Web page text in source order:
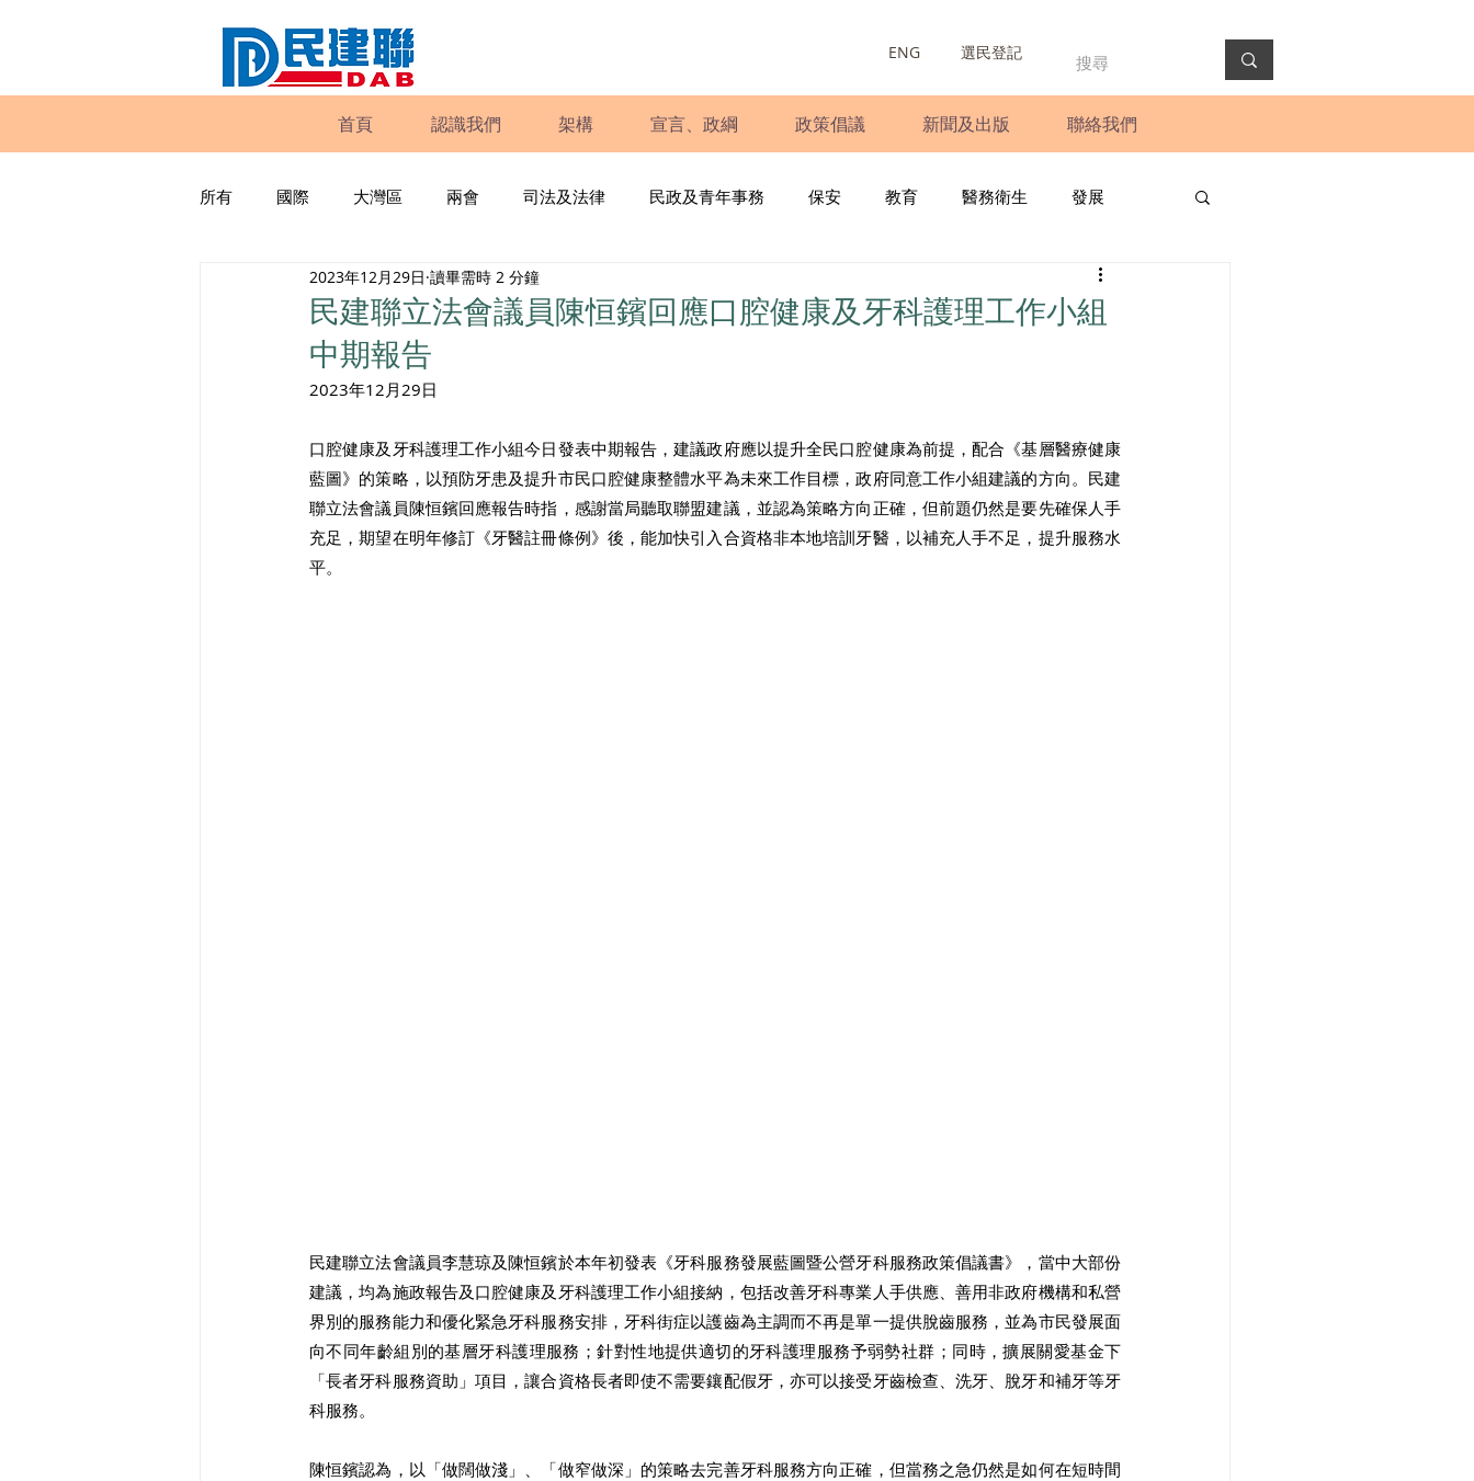
ENG 選民登記
首頁 認識我們 架構 宣言、政綱 政策倡議 新聞及出版 聯絡我們
所有 國際 大灣區 兩會 司法及法律 民政及青年事務 保安 教育 醫務衛生 發展
工商專業 家庭 圓桌會議
民建聯報告及建議書
議會監察 區議會
民建聯立法會議員陳恒鑌回應口腔健康及牙科護理工作小組
中期報告
2023年12月29日 讀畢需時 2 分鐘
2023年12月29日
口腔健康及牙科護理工作小組今日發表中期報告，建議政府應以提升全民口腔健康為前提，配合《基層醫療健康
藍圖》的策略，以預防牙患及提升市民口腔健康整體水平為未來工作目標，政府同意工作小組建議的方向。民建
聯立法會議員陳恒鑌回應報告時指，感謝當局聽取聯盟建議，並認為策略方向正確，但前題仍然是要先確保人手
充足，期望在明年修訂《牙醫註冊條例》後，能加快引入合資格非本地培訓牙醫，以補充人手不足，提升服務水
平。
民建聯立法會議員李慧琼及陳恒鑌於本年初發表《牙科服務發展藍圖暨公營牙科服務政策倡議書》，當中大部份
建議，均為施政報告及口腔健康及牙科護理工作小組接納，包括改善牙科專業人手供應、善用非政府機構和私營
界別的服務能力和優化緊急牙科服務安排，牙科街症以護齒為主調而不再是單一提供脫齒服務，並為市民發展面
向不同年齡組別的基層牙科護理服務；針對性地提供適切的牙科護理服務予弱勢社群；同時，擴展關愛基金下
「長者牙科服務資助」項目，讓合資格長者即使不需要鑲配假牙，亦可以接受牙齒檢查、洗牙、脫牙和補牙等牙
科服務。
陳恒鑌認為，以「做闊做淺」、「做窄做深」的策略去完善牙科服務方向正確，但當務之急仍然是如何在短時間